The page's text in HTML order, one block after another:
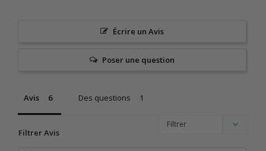
Écrire un Avis
Poser une question
Avis Des questions
Filtrer Avis